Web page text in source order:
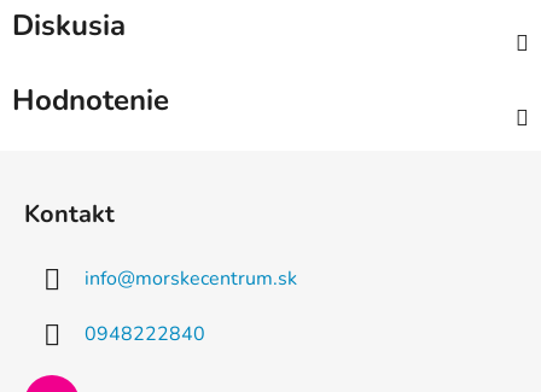
Diskusia
Hodnotenie
Kontakt
info@morskecentrum.sk
0948222840